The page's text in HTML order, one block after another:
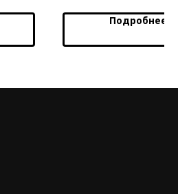
Подробнее